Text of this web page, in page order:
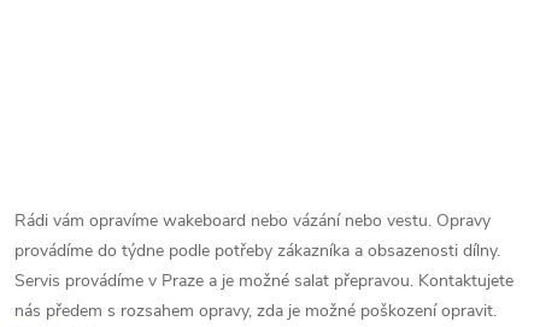
Rádi vám opravíme wakeboard nebo vázání nebo vestu. Opravy
provádíme do týdne podle potřeby zákazníka a obsazenosti dílny.
Servis provádíme v Praze a je možné salat přepravou. Kontaktujete
nás předem s rozsahem opravy, zda je možné poškození opravit.